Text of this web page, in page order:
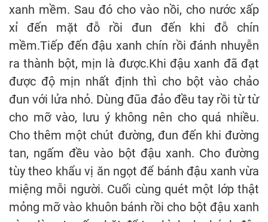
xanh mềm. Sau đó cho vào nồi, cho nước xấp
xỉ đến mặt đỗ rồi đun đến khi đỗ chín
mềm.Tiếp đến đậu xanh chín rồi đánh nhuyễn
ra thành bột, mịn là được.Khi đậu xanh đã đạt
được độ mịn nhất định thì cho bột vào chảo
đun với lửa nhỏ. Dùng đũa đảo đều tay rồi từ từ
cho mỡ vào, lưu ý không nên cho quá nhiều.
Cho thêm một chút đường, đun đến khi đường
tan, ngấm đều vào bột đậu xanh. Cho đường
tùy theo khẩu vị ăn ngọt để bánh đậu xanh vừa
miệng mỗi người. Cuối cùng quét một lớp thật
mỏng mỡ vào khuôn bánh rồi cho bột đậu xanh